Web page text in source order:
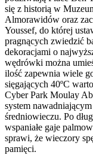
się z historią w
Almorawidów oraz
Youssef, do której
pragnących zwiedzić
dekoracjami o
wędrówki można
ilość zapewnia wiele
sięgających 40ºC
Cyber Park Moulay
system
średniowieczu. Po
wspaniałe gaje
sprawi, że wieczory
pamięci.